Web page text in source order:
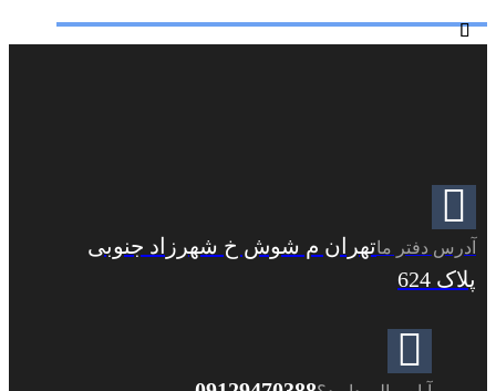
آدرس دفتر ماتهران م شوش خ شهرزاد جنوبی
پلاک 624